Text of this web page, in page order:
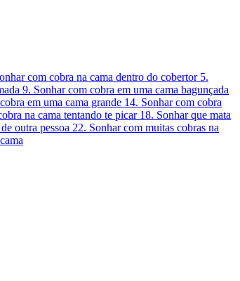
com cobra na cama dentro do cobertor 5.
9. Sonhar com cobra em uma cama bagunçada
em uma cama grande 14. Sonhar com cobra
na cama tentando te picar 18. Sonhar que mata
outra pessoa 22. Sonhar com muitas cobras na